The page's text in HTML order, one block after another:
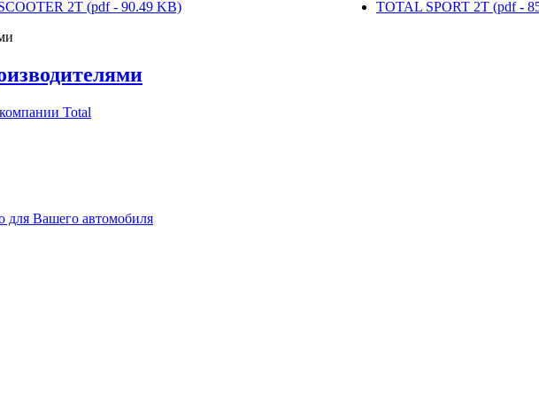
2T (pdf - 90.49 KB) TOTAL SPORT 2T (pdf -
Total
для Вашего автомобиля